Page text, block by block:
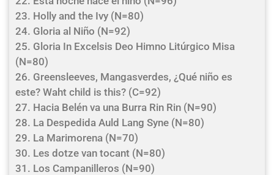
23. Holly and the Ivy (N=80)
24. Gloria al Niño (N=92)
25. Gloria In Excelsis Deo Himno Litúrgico Misa
(N=80)
26. Greensleeves, Mangasverdes, ¿Qué niño es
este? Waht child is this? (C=92)
27. Hacia Belén va una Burra Rin Rin (N=90)
28. La Despedida Auld Lang Syne (N=80)
29. La Marimorena (N=70)
30. Les dotze van tocant (N=80)
31. Los Campanilleros (N=90)